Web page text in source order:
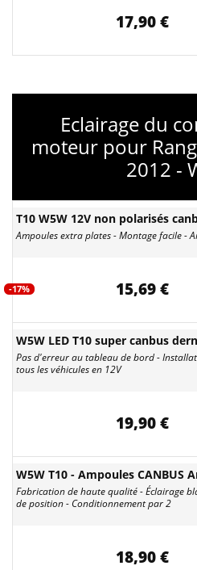
17,90 €
Eclairage du
moteur pour
2012 -
T10 W5W 12V non polarisés
Ampoules extra plates - Montage facile -
-17% 15,69 €
W5W LED T10 super canbus
Pas d'erreur au tableau de bord -
tous les véhicules en 12V
19,90 €
W5W T10 - Ampoules CANBUS
Fabrication de haute qualité - Éclairage
de position - Conditionnement par 2
18,90 €